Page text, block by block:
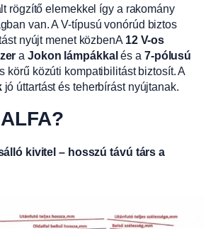
rögzítő elemekkel így a rakomány
van. A V-típusú vonórúd biztos
nyújt menet közbenA 12 V-os
aJokon lámpákkalés a 7-pólusú
körű közúti kompatibilitást biztosít. A
jó úttartást és teherbírást nyújtanak.
kivitel – hosszú távú társ a